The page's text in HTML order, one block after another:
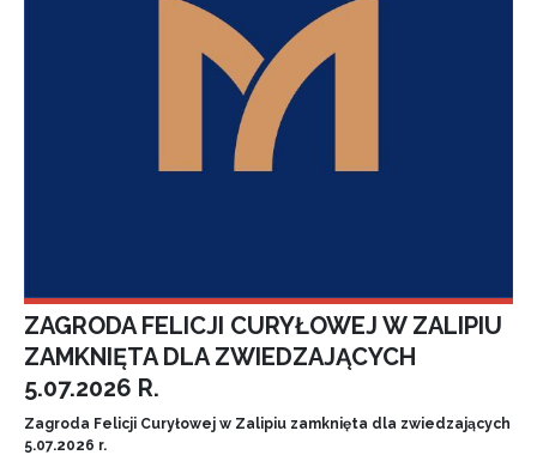
ZAGRODA FELICJI CURYŁOWEJ W ZALIPIU
ZAMKNIĘTA DLA ZWIEDZAJĄCYCH
5.07.2026 R.
Zagroda Felicji Curyłowej w Zalipiu zamknięta dla zwiedzających
5.07.2026 r.